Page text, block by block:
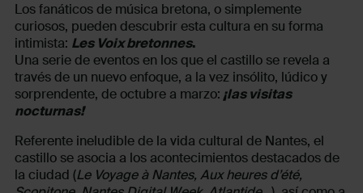
Los fanáticos de música bretona, o simplemente
curiosos, pueden descubrir esta cultura en su forma
intimista: Les Voix bretonnes.
Una serie de eventos en los que el castillo se revela a
través de un nuevo enfoque, a la vez insólito, lúdico y
sorprendente, de octubre a marzo: ¡las visitas
nocturnas!
Referente ineludible de la vida cultural de Nantes, el
castillo se asocia a los acontecimientos destacados de
la ciudad (Le Voyage à Nantes, Aux heures d’été,